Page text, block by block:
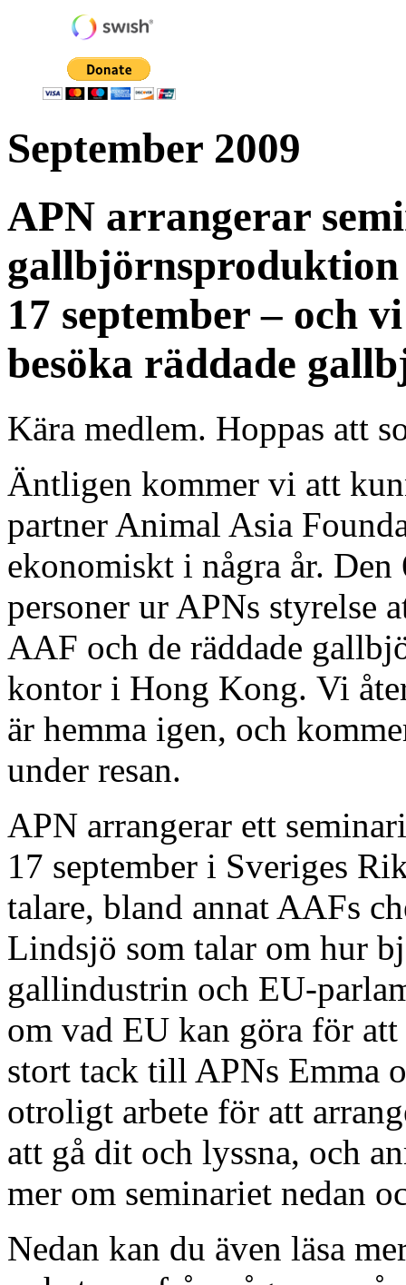
September 2009
APN arrangerar
17 september – och
besöka räddade
Kära medlem. Hoppas att
Äntligen kommer vi att
partner Animal Asia
ekonomiskt i några år.
personer ur APNs styrelse
AAF och de räddade
kontor i Hong Kong. Vi
är hemma igen, och
under resan.
APN arrangerar ett
17 september i Sveriges
talare, bland annat AAFs
Lindsjö som talar om hur
gallindustrin och EU-
om vad EU kan göra för
stort tack till APNs Emma
otroligt arbete för att
att gå dit och lyssna, och
mer om seminariet nedan
Nedan kan du även läsa